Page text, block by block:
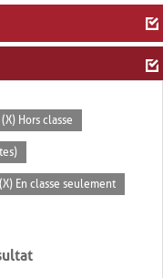
(X) Hors classe
(X) En classe seulement